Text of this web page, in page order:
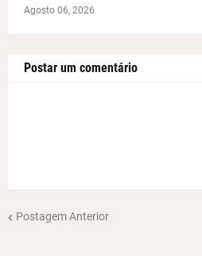
Agosto 06, 2026
Postar um comentário
Postagem Anterior